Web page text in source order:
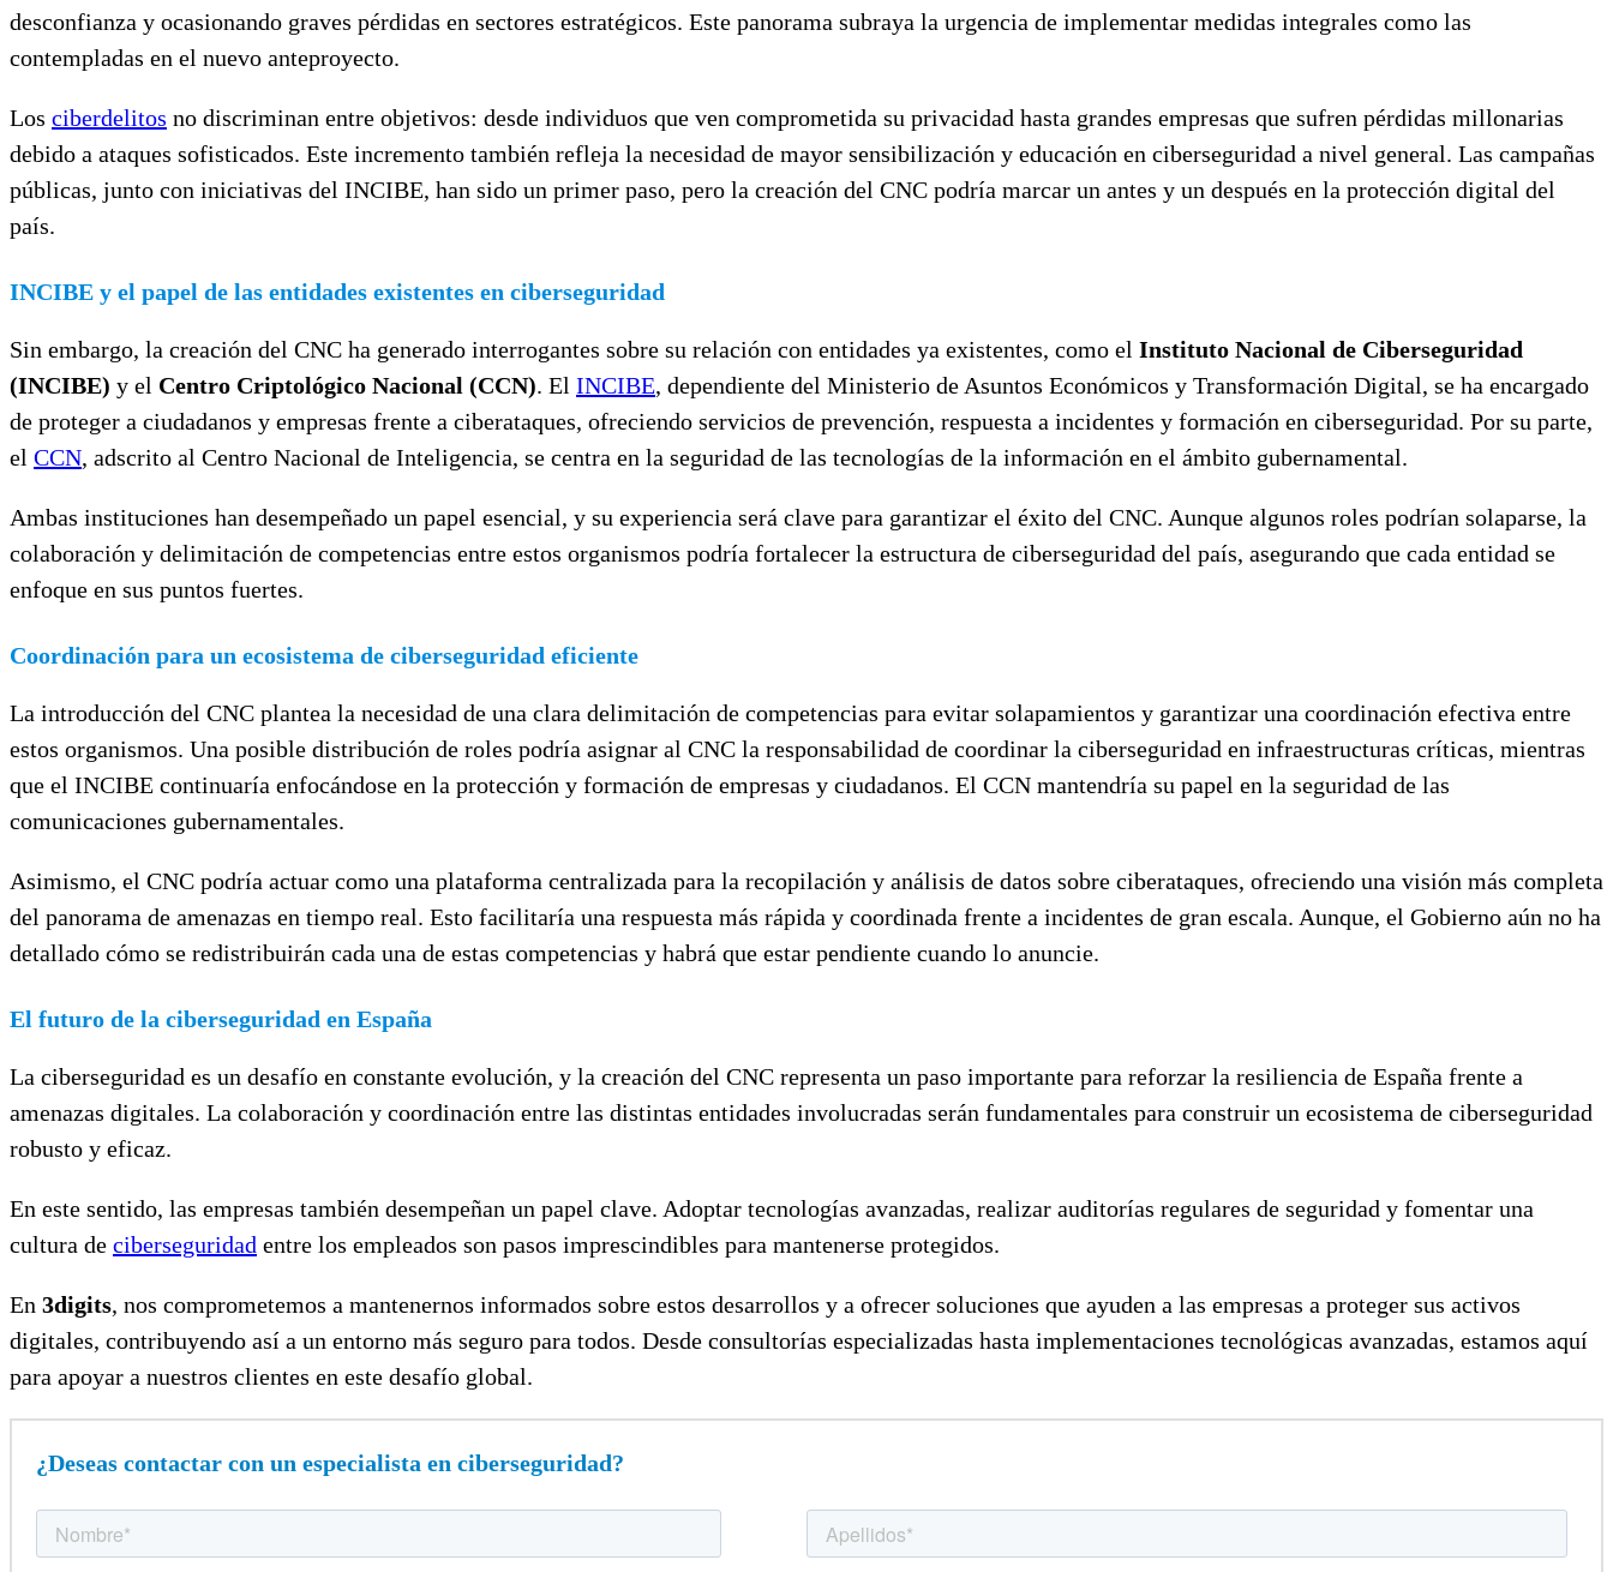
desconfianza y ocasionando graves pérdidas en sectores estratégicos. Este panorama subraya la urgencia de implementar medidas integrales como las
contempladas en el nuevo anteproyecto.
Los ciberdelitos no discriminan entre objetivos: desde individuos que ven comprometida su privacidad hasta grandes empresas que sufren pérdidas millonarias
debido a ataques sofisticados. Este incremento también refleja la necesidad de mayor sensibilización y educación en ciberseguridad a nivel general. Las campañas
públicas, junto con iniciativas del INCIBE, han sido un primer paso, pero la creación del CNC podría marcar un antes y un después en la protección digital del
país.
INCIBE y el papel de las entidades existentes en ciberseguridad
Sin embargo, la creación del CNC ha generado interrogantes sobre su relación con entidades ya existentes, como el Instituto Nacional de Ciberseguridad
(INCIBE) y el Centro Criptológico Nacional (CCN). El INCIBE, dependiente del Ministerio de Asuntos Económicos y Transformación Digital, se ha encargado
de proteger a ciudadanos y empresas frente a ciberataques, ofreciendo servicios de prevención, respuesta a incidentes y formación en ciberseguridad. Por su parte,
el CCN, adscrito al Centro Nacional de Inteligencia, se centra en la seguridad de las tecnologías de la información en el ámbito gubernamental.
Ambas instituciones han desempeñado un papel esencial, y su experiencia será clave para garantizar el éxito del CNC. Aunque algunos roles podrían solaparse, la
colaboración y delimitación de competencias entre estos organismos podría fortalecer la estructura de ciberseguridad del país, asegurando que cada entidad se
enfoque en sus puntos fuertes.
Coordinación para un ecosistema de ciberseguridad eficiente
La introducción del CNC plantea la necesidad de una clara delimitación de competencias para evitar solapamientos y garantizar una coordinación efectiva entre
estos organismos. Una posible distribución de roles podría asignar al CNC la responsabilidad de coordinar la ciberseguridad en infraestructuras críticas, mientras
que el INCIBE continuaría enfocándose en la protección y formación de empresas y ciudadanos. El CCN mantendría su papel en la seguridad de las
comunicaciones gubernamentales.
Asimismo, el CNC podría actuar como una plataforma centralizada para la recopilación y análisis de datos sobre ciberataques, ofreciendo una visión más completa
del panorama de amenazas en tiempo real. Esto facilitaría una respuesta más rápida y coordinada frente a incidentes de gran escala. Aunque, el Gobierno aún no ha
detallado cómo se redistribuirán cada una de estas competencias y habrá que estar pendiente cuando lo anuncie.
El futuro de la ciberseguridad en España
La ciberseguridad es un desafío en constante evolución, y la creación del CNC representa un paso importante para reforzar la resiliencia de España frente a
amenazas digitales. La colaboración y coordinación entre las distintas entidades involucradas serán fundamentales para construir un ecosistema de ciberseguridad
robusto y eficaz.
En este sentido, las empresas también desempeñan un papel clave. Adoptar tecnologías avanzadas, realizar auditorías regulares de seguridad y fomentar una
cultura de ciberseguridad entre los empleados son pasos imprescindibles para mantenerse protegidos.
En 3digits, nos comprometemos a mantenernos informados sobre estos desarrollos y a ofrecer soluciones que ayuden a las empresas a proteger sus activos
digitales, contribuyendo así a un entorno más seguro para todos. Desde consultorías especializadas hasta implementaciones tecnológicas avanzadas, estamos aquí
para apoyar a nuestros clientes en este desafío global.
¿Deseas contactar con un especialista en ciberseguridad?